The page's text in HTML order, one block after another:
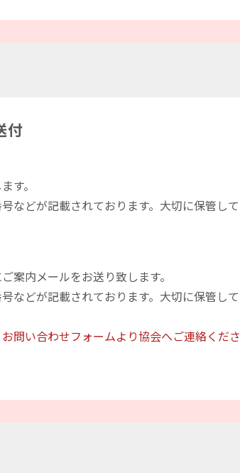
付
す。
などが記載されております。大切に保管して
案内メールをお送り致します。
などが記載されております。大切に保管して
問い合わせフォームより協会へご連絡くださ